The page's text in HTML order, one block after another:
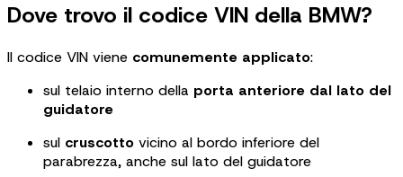
Dove trovo il codice VIN della BMW?
Il codice VIN viene comunemente applicato:
sul telaio interno della porta anteriore dal lato del
guidatore
sul cruscotto vicino al bordo inferiore del
parabrezza, anche sul lato del guidatore